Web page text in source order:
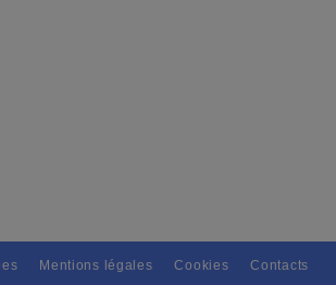
avec discernement. // L'amitié tu
Mentions légales Cookies Contacts